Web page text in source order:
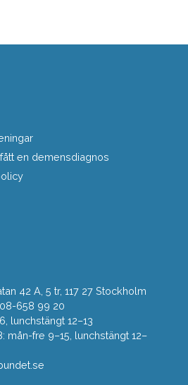
en demensdiagnos
42 A, 5 tr, 117 27 Stockholm
658 99 20
lunchstängt 12–13
fre 9–15, lunchstängt 12–